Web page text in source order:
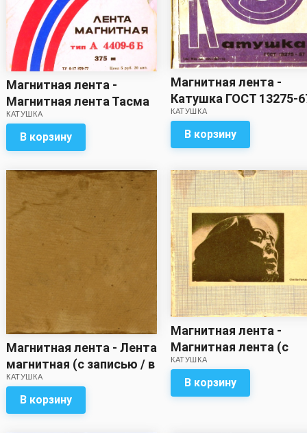
Магнитная лента -
Магнитная лента Тасма
375м (с записью)
КАТУШКА
В корзину
Магнитная лента -
Катушка ГОСТ 13275-
(с записью)
КАТУШКА
В корзину
Магнитная лента - Лента
магнитная (с записью / в
коробке 2 ленты разной
величины, метраж
неизвестен)
КАТУШКА
В корзину
Магнитная лента -
Магнитная лента (с
записью)
КАТУШКА
В корзину